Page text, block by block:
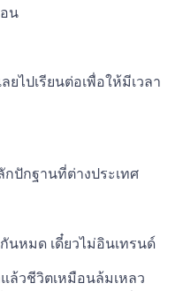
น
ยไปเรียนต่อเพื่อให้มีเวลา
ปักฐานที่ต่างประเทศ
นหมด เดี๋ยวไม่อินเทรนด์
ล้วชีวิตเหมือนล้มเหลว